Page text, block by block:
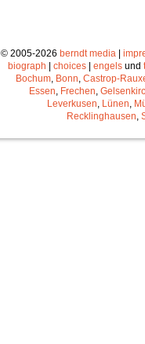
© 2005-2026 berndt media |
biograph | choices | engels und
Bochum Bonn Castrop-
Essen Frechen
Leverkusen Lünen
Recklinghausen